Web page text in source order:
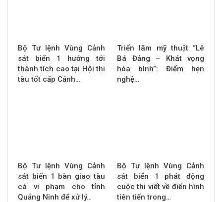
Bộ Tư lệnh Vùng Cảnh
sát biển 1 hướng tới
thành tích cao tại Hội thi
tàu tốt cấp Cảnh…
Triển lãm mỹ thuật “Lê
Bá Đảng – Khát vọng
hòa bình”: Điểm hẹn
nghệ…
Bộ Tư lệnh Vùng Cảnh
sát biển 1 bàn giao tàu
cá vi phạm cho tỉnh
Quảng Ninh để xử lý…
Bộ Tư lệnh Vùng Cảnh
sát biển 1 phát động
cuộc thi viết về điển hình
tiên tiến trong…